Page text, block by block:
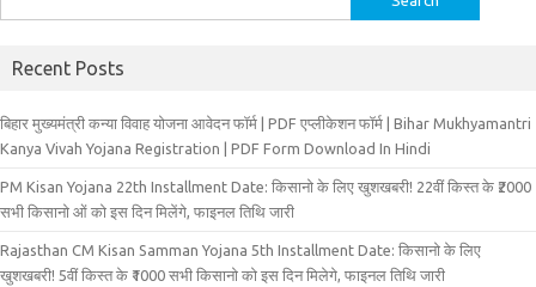
for:
Recent Posts
बिहार मुख्‍यमंत्री कन्‍या विवा‍ह योजना आवेदन फॉर्म | PDF एप्लीकेशन फॉर्म | Bihar Mukhyamantri
Kanya Vivah Yojana Registration | PDF Form Download In Hindi
PM Kisan Yojana 22th Installment Date: किसानो के लिए खुशखबरी! 22वीं किस्त के ₹2000
सभी किसानो ओं को इस दिन मिलेंगे, फाइनल तिथि जारी
Rajasthan CM Kisan Samman Yojana 5th Installment Date: किसानो के लिए
खुशखबरी! 5वीं किस्त के ₹1000 सभी किसानो को इस दिन मिलेगे, फाइनल तिथि जारी